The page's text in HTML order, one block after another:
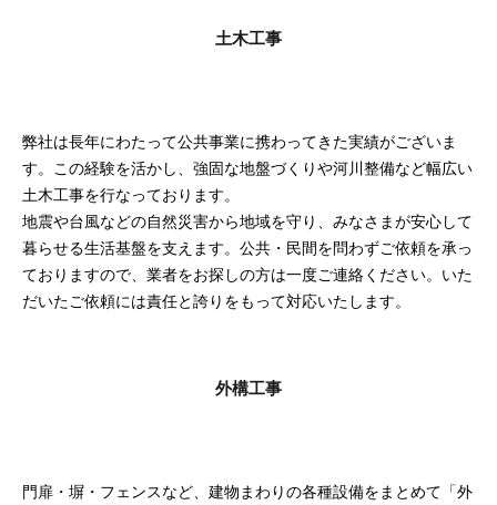
土木工事
弊社は長年にわたって公共事業に携わってきた実績がございま
す。この経験を活かし、強固な地盤づくりや河川整備など幅広い
土木工事を行なっております。
地震や台風などの自然災害から地域を守り、みなさまが安心して
暮らせる生活基盤を支えます。公共・民間を問わずご依頼を承っ
ておりますので、業者をお探しの方は一度ご連絡ください。いた
だいたご依頼には責任と誇りをもって対応いたします。
外構工事
門扉・塀・フェンスなど、建物まわりの各種設備をまとめて「外